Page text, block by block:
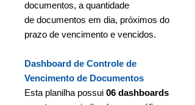
documentos, a quantidade
de documentos em dia, próximos do
prazo de vencimento e vencidos.
Dashboard de Controle de
Vencimento de Documentos
Esta planilha possui 06 dashboards